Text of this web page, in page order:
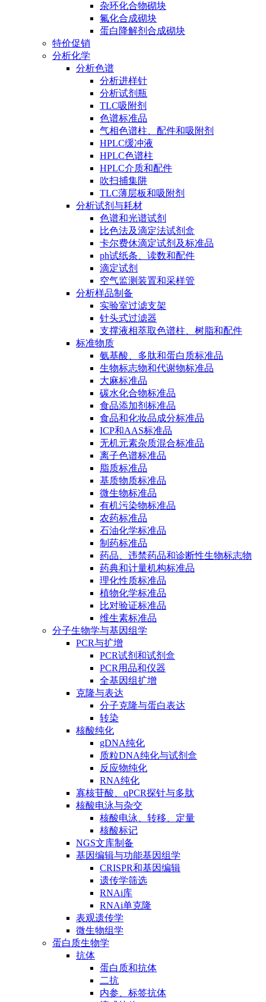
杂环化合物砌块
氟化合成砌块
蛋白降解剂合成砌块
特价促销
分析化学
分析色谱
分析进样针
分析试剂瓶
TLC吸附剂
色谱标准品
气相色谱柱、配件和吸附剂
HPLC缓冲液
HPLC色谱柱
HPLC介质和配件
吹扫捕集阱
TLC薄层板和吸附剂
分析试剂与耗材
色谱和光谱试剂
比色法及滴定法试剂盒
卡尔费休滴定试剂及标准品
ph试纸条、读数和配件
滴定试剂
空气监测装置和采样管
分析样品制备
实验室过滤支架
针头式过滤器
支撑液相萃取色谱柱、树脂和配件
标准物质
氨基酸、多肽和蛋白质标准品
生物标志物和代谢物标准品
大麻标准品
碳水化合物标准品
食品添加剂标准品
食品和化妆品成分标准品
ICP和AAS标准品
无机元素杂质混合标准品
离子色谱标准品
脂质标准品
基质物质标准品
微生物标准品
有机污染物标准品
农药标准品
石油化学标准品
制药标准品
药品、违禁药品和诊断性生物标志物
药典和计量机构标准品
理化性质标准品
植物化学标准品
比对验证标准品
维生素标准品
分子生物学与基因组学
PCR与扩增
PCR试剂和试剂盒
PCR用品和仪器
全基因组扩增
克隆与表达
分子克隆与蛋白表达
转染
核酸纯化
gDNA纯化
质粒DNA纯化与试剂盒
反应物纯化
RNA纯化
寡核苷酸、qPCR探针与多肽
核酸电泳与杂交
核酸电泳、转移、定量
核酸标记
NGS文库制备
基因编辑与功能基因组学
CRISPR和基因编辑
遗传学筛选
RNAi库
RNAi单克隆
表观遗传学
微生物组学
蛋白质生物学
抗体
蛋白质和抗体
二抗
内参、标签抗体